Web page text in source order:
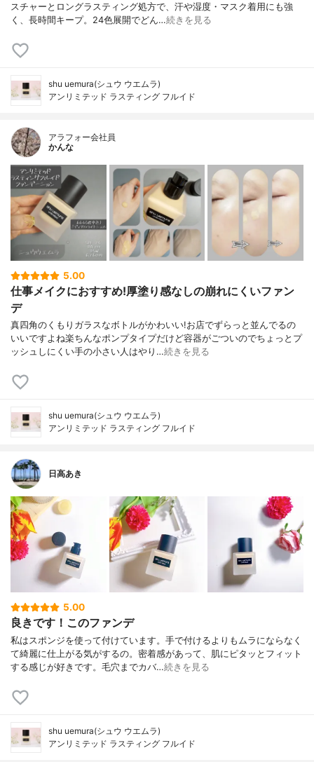
スチャーとロングラスティング処方で、汗や湿度・マスク着用にも強
く、長時間キープ。24色展開でどん…続きを見る
shu uemura(シュウ ウエムラ)
アンリミテッド ラスティング フルイド
アラフォー会社員
かんな
5.00
仕事メイクにおすすめ!厚塗り感なしの崩れにくいファン
デ
真四角のくもりガラスなボトルがかわいい!お店でずらっと並んでるの
いいですよね楽ちんなポンプタイプだけど容器がごついのでちょっとプ
ッシュしにくい手の小さい人はやり…続きを見る
shu uemura(シュウ ウエムラ)
アンリミテッド ラスティング フルイド
日高あき
5.00
良きです！このファンデ
私はスポンジを使って付けています。手で付けるよりもムラにならなく
て綺麗に仕上がる気がするの。密着感があって、肌にピタッとフィット
する感じが好きです。毛穴までカバ…続きを見る
shu uemura(シュウ ウエムラ)
アンリミテッド ラスティング フルイド